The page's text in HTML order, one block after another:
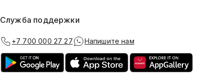
Служба поддержки
+7 700 000 27 27 Напишите нам